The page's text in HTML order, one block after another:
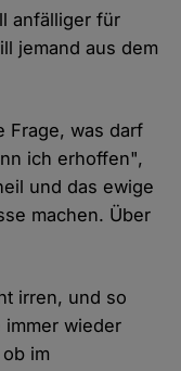
anfälliger für
jemand aus dem
Frage, was darf
ich erhoffen",
und das ewige
machen. Über
irren, und so
immer wieder
im